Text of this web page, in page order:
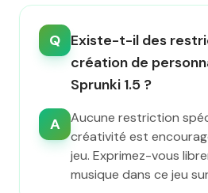
Q Existe-t-il des
création de
Sprunki 1.5 ?
A
Aucune restriction
créativité est
jeu. Exprimez-vous
musique dans ce jeu